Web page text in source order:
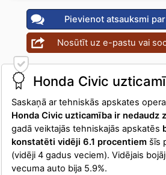
Pievienot atsauksmi
Nosūtīt uz e-pastu vai
Honda Civic
Saskaņā ar tehniskās apskates
Honda Civic uzticamība ir nedaudz
gadā veiktajās tehniskajās apskatēs
konstatēti vidēji 6.1 procentiem šīs
(vidēji 4 gadus veciem). Vidējais
vecuma auto bija 5.9%.